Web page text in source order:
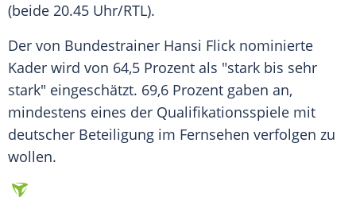
(beide 20.45 Uhr/RTL).
Der von Bundestrainer Hansi Flick nominierte
Kader wird von 64,5 Prozent als "stark bis sehr
stark" eingeschätzt. 69,6 Prozent gaben an,
mindestens eines der Qualifikationsspiele mit
deutscher Beteiligung im Fernsehen verfolgen zu
wollen.